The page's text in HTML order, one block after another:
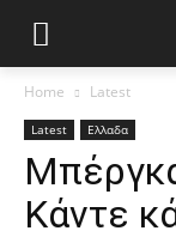
Home Latest
Latest Ελλαδα
Κάντε